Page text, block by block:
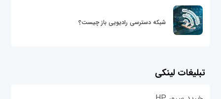
شبکه دسترسی رادیویی باز چیست؟
تبلیغات لینکی